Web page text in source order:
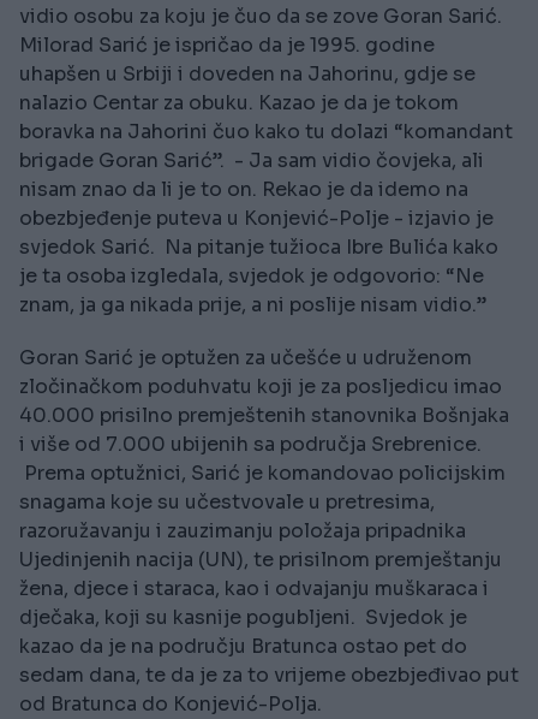
vidio osobu za koju je čuo da se zove Goran Sarić.
Milorad Sarić je ispričao da je 1995. godine
uhapšen u Srbiji i doveden na Jahorinu, gdje se
nalazio Centar za obuku. Kazao je da je tokom
boravka na Jahorini čuo kako tu dolazi “komandant
brigade Goran Sarić”. - Ja sam vidio čovjeka, ali
nisam znao da li je to on. Rekao je da idemo na
obezbjeđenje puteva u Konjević-Polje - izjavio je
svjedok Sarić. Na pitanje tužioca Ibre Bulića kako
je ta osoba izgledala, svjedok je odgovorio: “Ne
znam, ja ga nikada prije, a ni poslije nisam vidio.”
Goran Sarić je optužen za učešće u udruženom
zločinačkom poduhvatu koji je za posljedicu imao
40.000 prisilno premještenih stanovnika Bošnjaka
i više od 7.000 ubijenih sa područja Srebrenice.
Prema optužnici, Sarić je komandovao policijskim
snagama koje su učestvovale u pretresima,
razoružavanju i zauzimanju položaja pripadnika
Ujedinjenih nacija (UN), te prisilnom premještanju
žena, djece i staraca, kao i odvajanju muškaraca i
dječaka, koji su kasnije pogubljeni. Svjedok je
kazao da je na području Bratunca ostao pet do
sedam dana, te da je za to vrijeme obezbjeđivao put
od Bratunca do Konjević-Polja.